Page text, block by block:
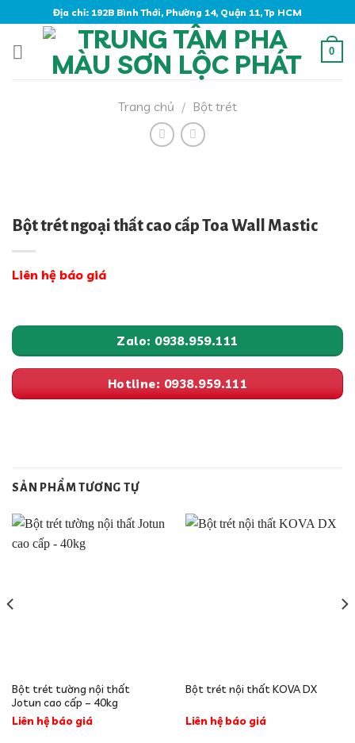
to
content
Địa chỉ: 192B Bình Thới, Phường 14, Quận 11, Tp HCM
0
Trang chủ / Bột trét
Bột trét ngoại thất cao cấp Toa Wall Mastic
Liên hệ báo giá
Zalo: 0938.959.111
Hotline: 0938.959.111
SẢN PHẨM TƯƠNG TỰ
Bột trét tường nội thất
Jotun cao cấp – 40kg
Liên hệ báo giá
Bột trét nội thất KOVA DX
Liên hệ báo giá